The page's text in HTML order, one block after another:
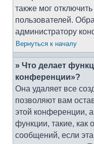
также мог
пользователей.
администратору
Вернуться к началу
» Что делает
конференции»?
Она удаляет все
позволяют вам
этой конференции,
функции, такие, как
сообщений, если